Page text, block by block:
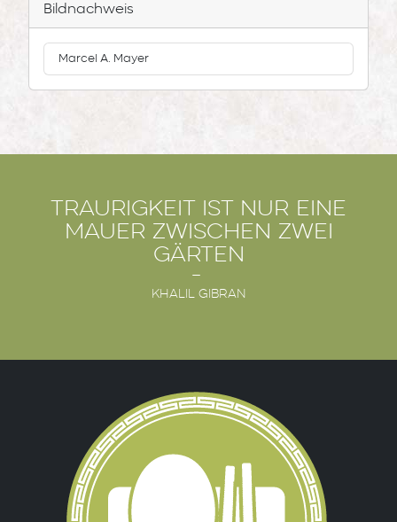
Bildnachweis
Marcel A. Mayer
Traurigkeit ist nur eine
Mauer zwischen zwei
Gärten
Khalil Gibran